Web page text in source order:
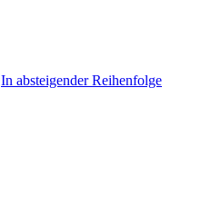
In absteigender Reihenfolge